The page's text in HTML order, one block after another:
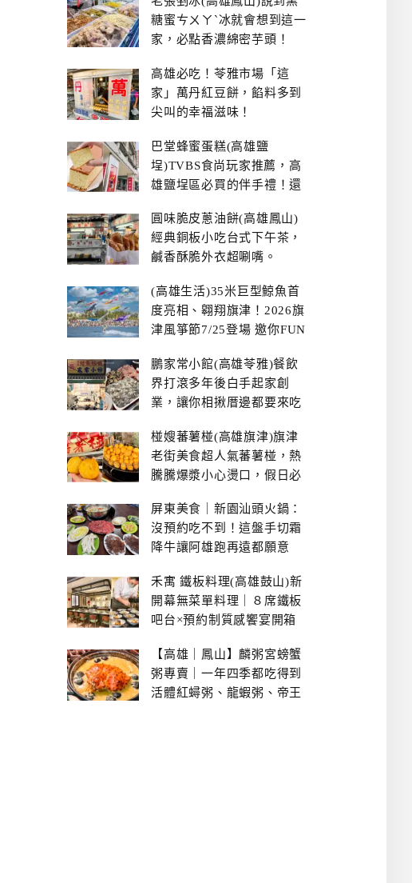
糖蜜ㄘㄨㄚˋ冰就會想到這一
家，必點香濃綿密芋頭！
高雄必吃！苓雅市場「這
家」萬丹紅豆餅，餡料多到
尖叫的幸福滋味！
巴堂蜂蜜蛋糕(高雄鹽
埕)TVBS食尚玩家推薦，高
雄鹽埕區必買的伴手禮！還
圓味脆皮蔥油餅(高雄鳳山)
經典銅板小吃台式下午茶，
鹹香酥脆外衣超唰嘴。
(高雄生活)35米巨型鯨魚首
度亮相、翱翔旗津！2026旗
津風箏節7/25登場 邀你FUN
鵬家常小館(高雄苓雅)餐飲
界打滾多年後白手起家創
業，讓你相揪厝邊都要來吃
椪嫂蕃薯椪(高雄旗津)旗津
老街美食超人氣蕃薯椪，熱
騰騰爆漿小心燙口，假日必
屏東美食｜新園汕頭火鍋：
沒預約吃不到！這盤手切霜
降牛讓阿雄跑再遠都願意
禾寓 鐵板料理(高雄鼓山)新
開幕無菜單料理｜８席鐵板
吧台×預約制質感饗宴開箱
【高雄｜鳳山】麟粥宮螃蟹
粥專賣｜一年四季都吃得到
活體紅蟳粥、龍蝦粥、帝王